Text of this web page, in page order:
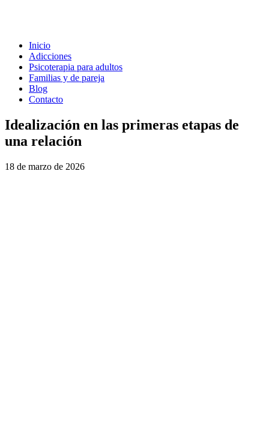
Inicio
Adicciones
Psicoterapia para adultos
Familias y de pareja
Blog
Contacto
Idealización en las primeras etapas de
una relación
18 de marzo de 2026